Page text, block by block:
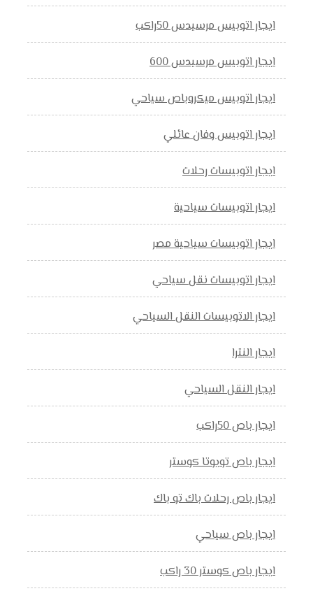
ايجار اتوبيس مرسيدس 50راكب
ايجار اتوبيس مرسيدس 600
ايجار اتوبيس ميكروباص سياحي
ايجار اتوبيس وفان عائلي
ايجار اتوبيسات رحلات
ايجار اتوبيسات سياحية
ايجار اتوبيسات سياحية مصر
ايجار اتوبيسات نقل سياحي
ايجار الاتوبيسات النقل السياحي
ايجار النترا
ايجار النقل السياحي
ايجار باص 50راكب
ايجار باص تويوتا كوستر
ايجار باص رحلات باك تو باك
ايجار باص سياحي
ايجار باص كوستر 30 راكب